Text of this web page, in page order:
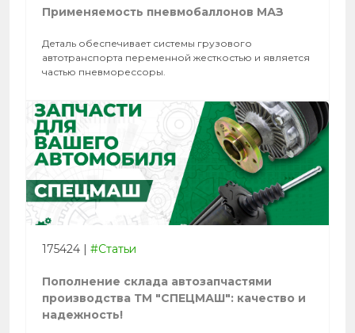
Применяемость пневмобаллонов МАЗ
Деталь обеспечивает системы грузового
автотранспорта переменной жесткостью и является
частью пневморессоры.
175424 | #Статьи
Пополнение склада автозапчастями
производства ТМ "СПЕЦМАШ": качество и
надежность!